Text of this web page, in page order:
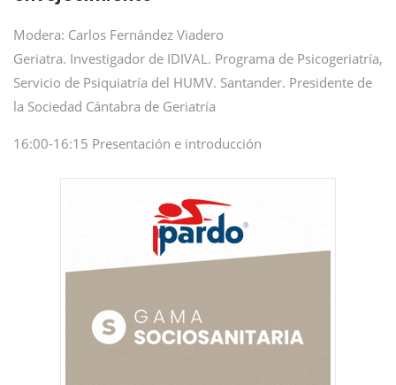
Modera: Carlos Fernández Viadero
Geriatra. Investigador de IDIVAL. Programa de Psicogeriatría,
Servicio de Psiquiatría del HUMV. Santander. Presidente de
la Sociedad Cántabra de Geriatría
16:00-16:15 Presentación e introducción